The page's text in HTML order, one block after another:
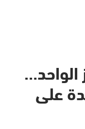
الواحد…
على